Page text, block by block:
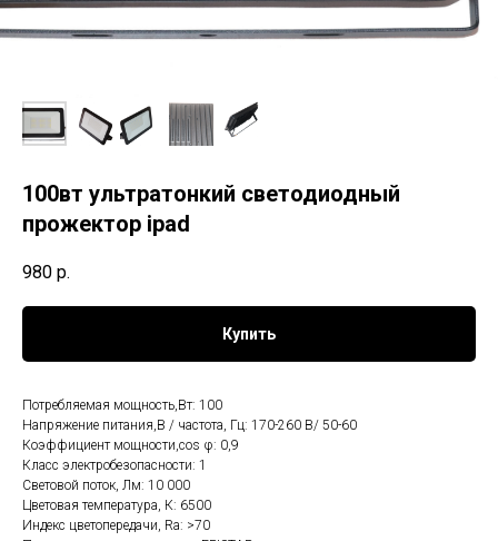
100вт ультратонкий светодиодный
прожектор ipad
980 р.
Купить
Потребляемая мощность,Вт: 100
Напряжение питания,В / частота, Гц: 170-260 В/ 50-60
Коэффициент мощности,cos φ: 0,9
Класс электробезопасности: 1
Световой поток, Лм: 10 000
Цветовая температура, К: 6500
Индекс цветопередачи, Ra: >70